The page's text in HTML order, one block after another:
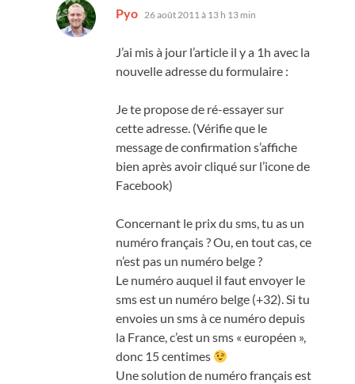
Pyo dit :
26 août 2011 à 13 h 13 min
J’ai mis à jour l’article il y a 1h avec la
nouvelle adresse du formulaire :
Je te propose de ré-essayer sur
cette adresse. (Vérifie que le
message de confirmation s’affiche
bien après avoir cliqué sur l’icone de
Facebook)
Concernant le prix du sms, tu as un
numéro français ? Ou, en tout cas, ce
n’est pas un numéro belge ?
Le numéro auquel il faut envoyer le
sms est un numéro belge (+32). Si tu
envoies un sms à ce numéro depuis
la France, c’est un sms « européen »,
donc 15 centimes
Une solution de numéro français est